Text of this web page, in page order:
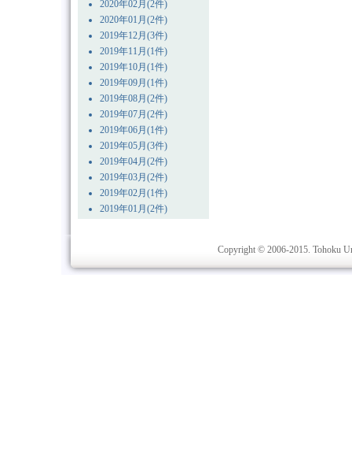
2020年02月(2件)
2020年01月(2件)
2019年12月(3件)
2019年11月(1件)
2019年10月(1件)
2019年09月(1件)
2019年08月(2件)
2019年07月(2件)
2019年06月(1件)
2019年05月(3件)
2019年04月(2件)
2019年03月(2件)
2019年02月(1件)
2019年01月(2件)
Copyright © 2006-2015. Tohoku